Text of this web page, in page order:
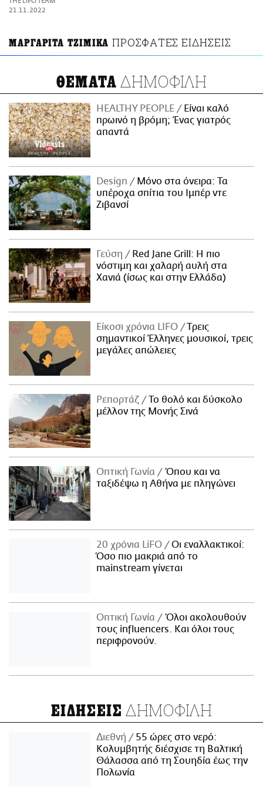
ΑΜΠΑ
21.11.2022
ΜΑΡΓΑΡΙΤΑ ΤΖΙΜΙΚΑ ΠΡΟΣΦΑΤΕΣ ΕΙΔΗΣΕΙΣ
ΘΕΜΑΤΑ ΔΗΜΟΦΙΛΗ
HEALTHY PEOPLE
Είναι καλό
πρωινό η βρόμη; Ένας γιατρός
απαντά
Design
Μόνο στα όνειρα: Τα
υπέροχα σπίτια του Ιμπέρ ντε
Ζιβανσί
Γεύση
Red Jane Grill: Η πιο
νόστιμη και χαλαρή αυλή στα
Χανιά (ίσως και στην Ελλάδα)
Είκοσι χρόνια LIFO
Tρεις
σημαντικοί Έλληνες μουσικοί, τρεις
μεγάλες απώλειες
Ρεπορτάζ
Το θολό και δύσκολο
μέλλον της Μονής Σινά
Οπτική Γωνία
Όπου και να
ταξιδέψω η Αθήνα με πληγώνει
20 χρόνια LiFO
Οι εναλλακτικοί:
Όσο πιο μακριά από το
mainstream γίνεται
Οπτική Γωνία
Όλοι ακολουθούν
τους influencers. Και όλοι τους
περιφρονούν.
ΕΙΔΗΣΕΙΣ ΔΗΜΟΦΙΛΗ
Διεθνή
55 ώρες στο νερό:
Κολυμβητής διέσχισε τη Βαλτική
Θάλασσα από τη Σουηδία έως την
Πολωνία